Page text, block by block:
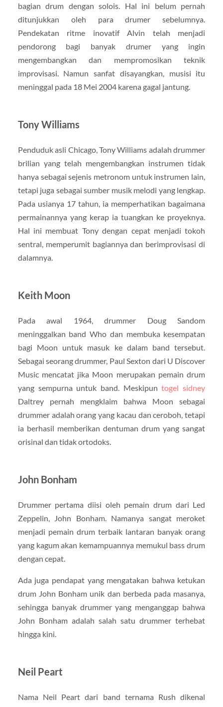
bagian drum dengan solois. Hal ini belum pernah
ditunjukkan oleh para drumer sebelumnya.
Pendekatan ritme inovatif Alvin telah menjadi
pendorong bagi banyak drumer yang ingin
mengembangkan dan mempromosikan teknik
improvisasi. Namun sanfat disayangkan, musisi itu
meninggal pada 18 Mei 2004 karena gagal jantung.
Tony Williams
Penduduk asli Chicago, Tony Williams adalah drummer
brilian yang telah mengembangkan instrumen tidak
hanya sebagai sejenis metronom untuk instrumen lain,
tetapi juga sebagai sumber musik melodi yang lengkap.
Pada usianya 17 tahun, ia memperhatikan bagaimana
permainannya yang kerap ia tuangkan ke proyeknya.
Hal ini membuat Tony dengan cepat menjadi tokoh
sentral, memperumit bagiannya dan berimprovisasi di
dalamnya.
Keith Moon
Pada awal 1964, drummer Doug Sandom
meninggalkan band Who dan membuka kesempatan
bagi Moon untuk masuk ke dalam band tersebut.
Sebagai seorang drummer, Paul Sexton dari U Discover
Music mencatat jika Moon merupakan pemain drum
yang sempurna untuk band. Meskipuntogel sidney
Daltrey pernah mengklaim bahwa Moon sebagai
drummer adalah orang yang kacau dan ceroboh, tetapi
ia berhasil memberikan dentuman drum yang sangat
orisinal dan tidak ortodoks.
John Bonham
Drummer pertama diisi oleh pemain drum dari Led
Zeppelin, John Bonham. Namanya sangat meroket
menjadi pemain drum terbaik lantaran banyak orang
yang kagum akan kemampuannya memukul bass drum
dengan cepat.
Ada juga pendapat yang mengatakan bahwa ketukan
drum John Bonham unik dan berbeda pada masanya,
sehingga banyak drummer yang menganggap bahwa
John Bonham adalah salah satu drummer terhebat
hingga kini.
Neil Peart
Nama Neil Peart dari band ternama Rush dikenal